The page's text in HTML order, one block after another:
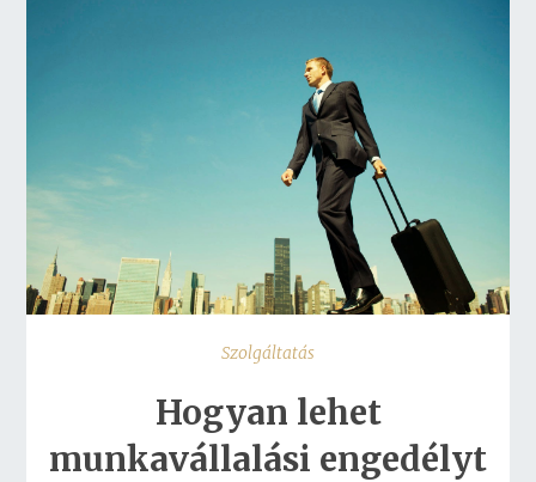
Szolgáltatás
Hogyan lehet
munkavállalási engedélyt